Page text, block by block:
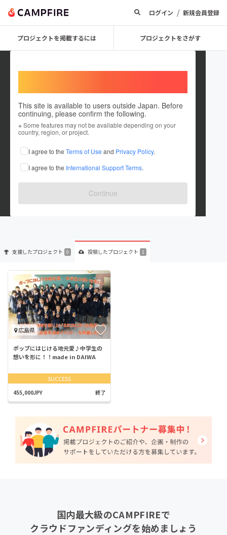
ログイン / 新規会員登録
プロジェクトを掲載するには プロジェクトをさがす
This site is available to users outside Japan. Before
continuing, please confirm the following.
※ Some features may not be available depending on your
country, region, or project.
I agree to the Terms of Use and Privacy Policy.
I agree to the International Support Terms.
Continue
Daiwacho_Jichishinkourengou
プロジェクトオーナー
これまでに1件のプロジェクトを投稿しています
在住国：日本 現在地：広島県
出身地：広島県
支援したプロジェクト 0 投稿したプロジェクト 1
広島県
ポップにはじける地元愛♪中学生の
想いを形に！！made in DAIWA
SUCCESS
455,000JPY 終了
国内最大級のCAMPFIREで
クラウドファンディングを始めましょう